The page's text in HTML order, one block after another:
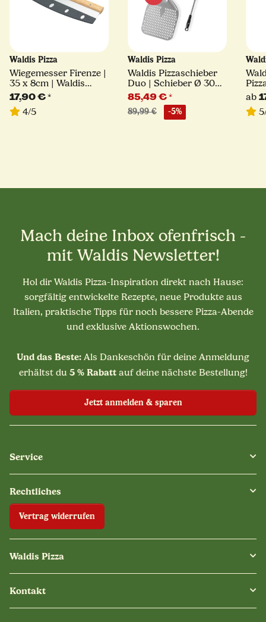
Waldis Pizza
Wiegemesser Firenze |
35 x 8cm | Waldis
Pizza
17,90 €*
4/5
Waldis Pizza
Waldis Pizzaschieber
Duo | Schieber Ø 30
cm + Turning Peel Ø 17
cm
85,49 €*
89,99 € -5%
ab
Mach deine Inbox ofenfrisch -
mit Waldis Newsletter!
Hol dir Waldis Pizza-Inspiration direkt nach Hause:
sorgfältig entwickelte Rezepte, neue Produkte aus
Italien, praktische Tipps für noch bessere Pizza-Abende
und exklusive Aktionswochen.
Und das Beste: Als Dankeschön für deine Anmeldung
erhältst du 5 % Rabattauf deine nächste Bestellung!
Jetzt anmelden & sparen
Service
Rechtliches
Vertrag widerrufen
Waldis Pizza
Kontakt